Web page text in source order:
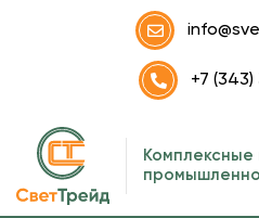
Комплексные
+7